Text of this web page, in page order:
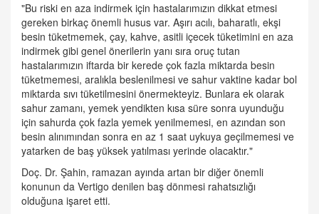
"Bu riski en aza indirmek için hastalarımızın dikkat etmesi
gereken birkaç önemli husus var. Aşırı acılı, baharatlı, ekşi
besin tüketmemek, çay, kahve, asitli içecek tüketimini en aza
indirmek gibi genel önerilerin yanı sıra oruç tutan
hastalarımızın iftarda bir kerede çok fazla miktarda besin
tüketmemesi, aralıkla beslenilmesi ve sahur vaktine kadar bol
miktarda sıvı tüketilmesini önermekteyiz. Bunlara ek olarak
sahur zamanı, yemek yendikten kısa süre sonra uyunduğu
için sahurda çok fazla yemek yenilmemesi, en azından son
besin alınımından sonra en az 1 saat uykuya geçilmemesi ve
yatarken de baş yüksek yatılması yerinde olacaktır."
Doç. Dr. Şahin, ramazan ayında artan bir diğer önemli
konunun da Vertigo denilen baş dönmesi rahatsızlığı
olduğuna işaret etti.